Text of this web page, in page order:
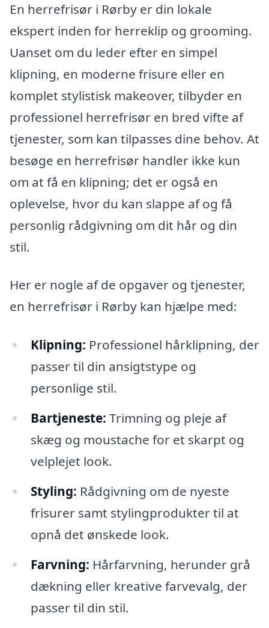
En herrefrisør i Rørby er din lokale
ekspert inden for herreklip og grooming.
Uanset om du leder efter en simpel
klipning, en moderne frisure eller en
komplet stylistisk makeover, tilbyder en
professionel herrefrisør en bred vifte af
tjenester, som kan tilpasses dine behov. At
besøge en herrefrisør handler ikke kun
om at få en klipning; det er også en
oplevelse, hvor du kan slappe af og få
personlig rådgivning om dit hår og din
stil.
Her er nogle af de opgaver og tjenester,
en herrefrisør i Rørby kan hjælpe med:
Klipning: Professionel hårklipning, der
passer til din ansigtstype og
personlige stil.
Bartjeneste: Trimning og pleje af
skæg og moustache for et skarpt og
velplejet look.
Styling: Rådgivning om de nyeste
frisurer samt stylingprodukter til at
opnå det ønskede look.
Farvning: Hårfarvning, herunder grå
dækning eller kreative farvevalg, der
passer til din stil.